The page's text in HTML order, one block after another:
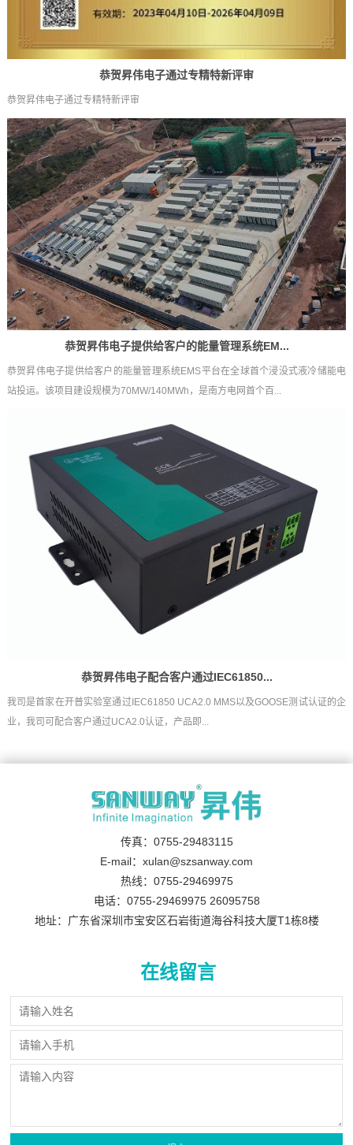
恭贺昇伟电子通过专精特新评审
恭贺昇伟电子通过专精特新评审
恭贺昇伟电子提供给客户的能量管理系统EM...
恭贺昇伟电子提供给客户的能量管理系统EMS平台在全球首个浸没式液冷储能电
站投运。该项目建设规模为70MW/140MWh，是南方电网首个百...
恭贺昇伟电子配合客户通过IEC61850...
我司是首家在开普实验室通过IEC61850 UCA2.0 MMS以及GOOSE测试认证的企
业，我司可配合客户通过UCA2.0认证，产品即...
传真：0755-29483115
E-mail：xulan@szsanway.com
热线：0755-29469975
电话：0755-29469975 26095758
地址：广东省深圳市宝安区石岩街道海谷科技大厦T1栋8楼
在线留言